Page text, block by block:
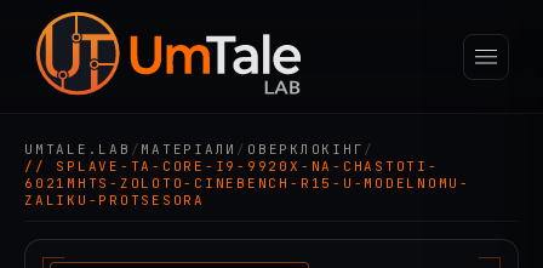
UMTALE.LAB / МАТЕРІАЛИ / ОВЕРКЛОКІНГ /
// SPLAVE-TA-CORE-I9-9920X-NA-CHASTOTI-
6021MHTS-ZOLOTO-CINEBENCH-R15-U-MODELNOMU-
ZALIKU-PROTSESORA